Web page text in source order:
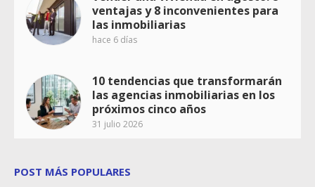
ventajas y 8 inconvenientes para
las inmobiliarias
hace 6 días
10 tendencias que transformarán
las agencias inmobiliarias en los
próximos cinco años
31 julio 2026
POST MÁS POPULARES